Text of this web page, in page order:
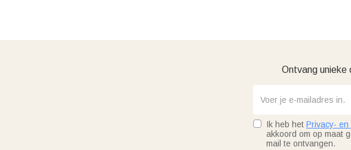
Ontvang unieke
Ik heb het Privacy- en
akkoord om op maat
mail te ontvangen.